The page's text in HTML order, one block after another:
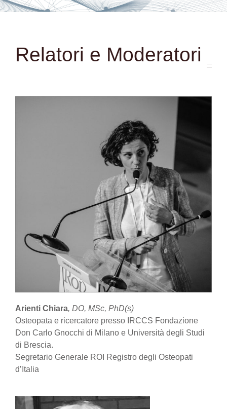
Relatori e Moderatori
Arienti Chiara, DO, MSc, PhD(s)
Osteopata e ricercatore presso IRCCS Fondazione
Don Carlo Gnocchi di Milano e Università degli Studi
di Brescia.
Segretario Generale ROI Registro degli Osteopati
d’Italia